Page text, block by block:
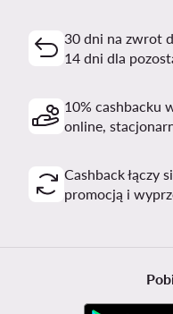
30 dni na zwrot
14 dni dla
10% cashbacku
online,
Cashback łączy
promocją i